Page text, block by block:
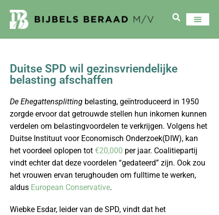
Duitse SPD wil gezinsvriendelijke
belasting afschaffen
De Ehegattensplitting belasting, geïntroduceerd in 1950
zorgde ervoor dat getrouwde stellen hun inkomen kunnen
verdelen om belastingvoordelen te verkrijgen. Volgens het
Duitse Instituut voor Economisch Onderzoek(DIW), kan
het voordeel oplopen tot €20,000 per jaar. Coalitiepartij
vindt echter dat deze voordelen “gedateerd” zijn. Ook zou
het vrouwen ervan terughouden om fulltime te werken,
aldus European Conservative.
Wiebke Esdar, leider van de SPD, vindt dat het